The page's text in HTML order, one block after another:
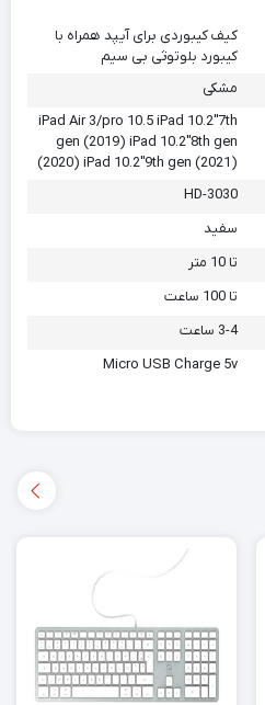
کیف کیبوردی برای آیپد همراه با
کیبورد بلوتوثی بی سیم
مشکی
iPad Air 3/pro 10.5 iPad 10.2″7th
gen (2019) iPad 10.2″8th gen
(2020) iPad 10.2″9th gen (2021)
HD-3030
سفید
تا 10 متر
تا 100 ساعت
3-4 ساعت
Micro USB Charge 5v